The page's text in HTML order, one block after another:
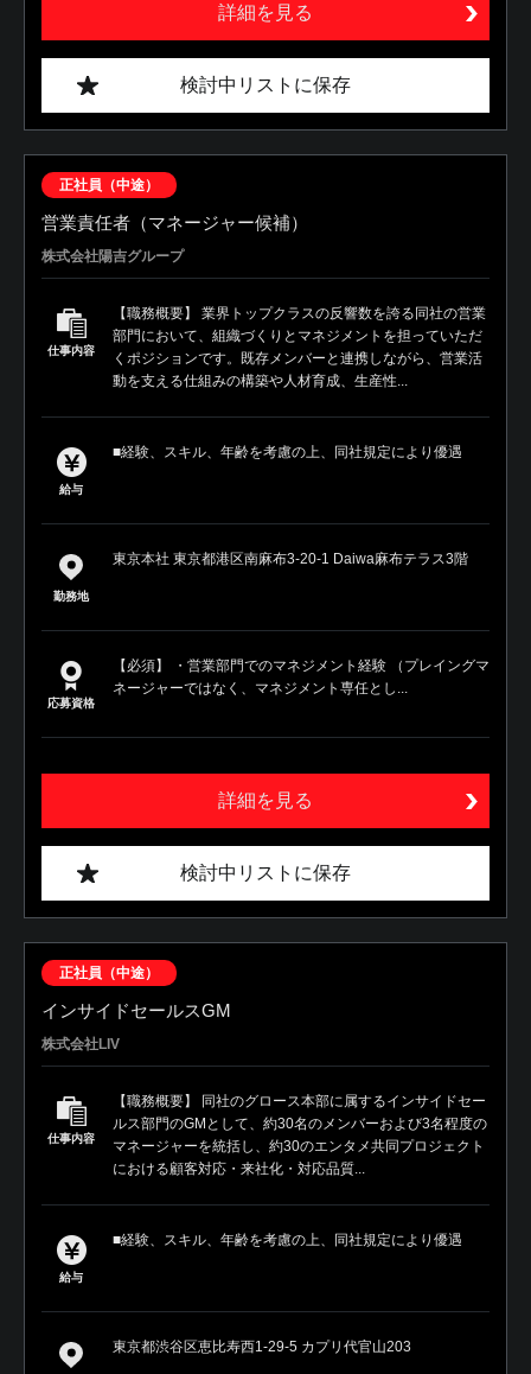
詳細を見る
検討中リストに保存
正社員（中途）
営業責任者（マネージャー候補）
株式会社陽吉グループ
仕事内容
【職務概要】 業界トップクラスの反響数を誇る同社の営業
部門において、組織づくりとマネジメントを担っていただ
くポジションです。既存メンバーと連携しながら、営業活
動を支える仕組みの構築や人材育成、生産性...
給与
■経験、スキル、年齢を考慮の上、同社規定により優遇
勤務地
東京本社 東京都港区南麻布3-20-1 Daiwa麻布テラス3階
応募資格
【必須】 ・営業部門でのマネジメント経験 （プレイングマ
ネージャーではなく、マネジメント専任とし...
詳細を見る
検討中リストに保存
正社員（中途）
インサイドセールスGM
株式会社LIV
仕事内容
【職務概要】 同社のグロース本部に属するインサイドセー
ルス部門のGMとして、約30名のメンバーおよび3名程度の
マネージャーを統括し、約30のエンタメ共同プロジェクト
における顧客対応・来社化・対応品質...
給与
■経験、スキル、年齢を考慮の上、同社規定により優遇
東京都渋谷区恵比寿西1-29-5 カプリ代官山203